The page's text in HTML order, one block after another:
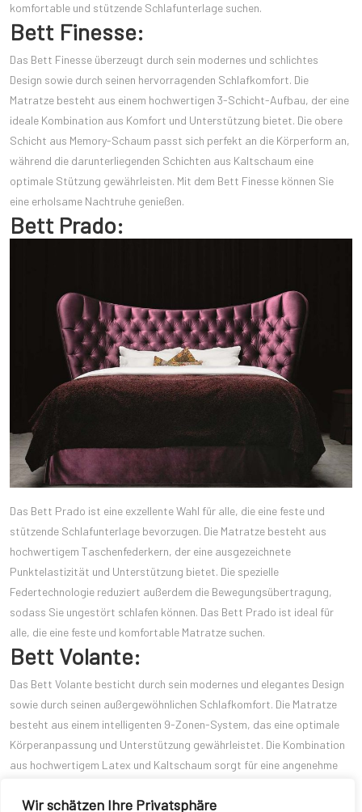
Wir schätzen Ihre Privatsphäre
komfortable und stützende Schlafunterlage suchen.
Bett Finesse:
Das Bett Finesse überzeugt durch sein modernes und schlichtes
Design sowie durch seinen hervorragenden Schlafkomfort. Die
Matratze besteht aus einem hochwertigen 3-Schicht-Aufbau, der eine
ideale Kombination aus Komfort und Unterstützung bietet. Die obere
Schicht aus Memory-Schaum passt sich perfekt an die Körperform an,
während die darunterliegenden Schichten aus Kaltschaum eine
optimale Stützung gewährleisten. Mit dem Bett Finesse können Sie
eine erholsame Nachtruhe genießen.
Bett Prado:
Das Bett Prado ist eine exzellente Wahl für alle, die eine feste und
stützende Schlafunterlage bevorzugen. Die Matratze besteht aus
hochwertigem Taschenfederkern, der eine ausgezeichnete
Punktelastizität und Unterstützung bietet. Die spezielle
Federtechnologie reduziert außerdem die Bewegungsübertragung,
sodass Sie ungestört schlafen können. Das Bett Prado ist ideal für
alle, die eine feste und komfortable Matratze suchen.
Bett Volante:
Das Bett Volante besticht durch sein modernes und elegantes Design
sowie durch seinen außergewöhnlichen Schlafkomfort. Die Matratze
besteht aus einem intelligenten 9-Zonen-System, das eine optimale
Körperanpassung und Unterstützung gewährleistet. Die Kombination
aus hochwertigem Latex und Kaltschaum sorgt für eine angenehme
können Sie eine luxuriöse und erholsame Nachtruhe genießen.